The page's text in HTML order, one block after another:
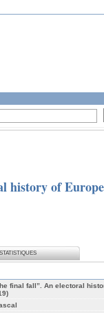
of
STATISTIQUES
final fall”. An electoral